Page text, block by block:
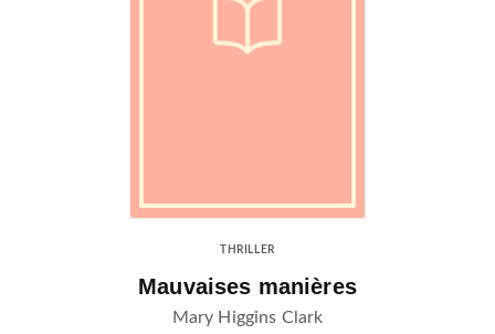
THRILLER
Mauvaises manières
Mary Higgins Clark